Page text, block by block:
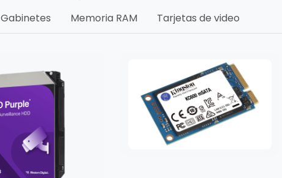
Gabinetes Memoria RAM Tarjetas de video